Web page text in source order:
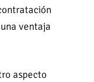
ventaja
aspecto